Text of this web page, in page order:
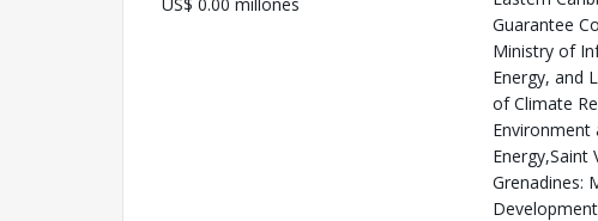
US$ 0.00 millones
Guarantee
Ministry of
Energy, and
of Climate
Environment
Energy,Saint
Grenadines: